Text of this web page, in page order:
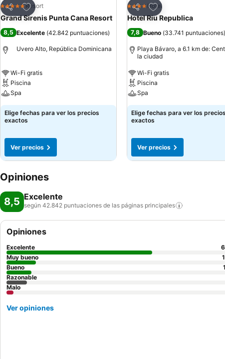
Compartir
Agregar a favoritos
5 EstrellasResort
Grand Sirenis Punta Cana Resort
8,5 Excelente (42.842 puntuaciones)
Uvero Alto, República Dominicana
Wi-Fi gratis
Piscina
Spa
Elige fechas para ver los precios
exactos
Ver precios
Compartir
Agregar a favoritos
4 EstrellasHotel
Hotel Riu Republica
7,8 Bueno (33.741 puntuaciones)
Playa Bávaro, a 6.1 km de:
la ciudad
Wi-Fi gratis
Piscina
Spa
Elige fechas para ver los precios
exactos
Ver precios
Opiniones
8,5 Excelente
según 42.842 puntuaciones de las páginas principales
Opiniones
Excelente
Muy bueno
Bueno
Razonable
Malo
Ver opiniones